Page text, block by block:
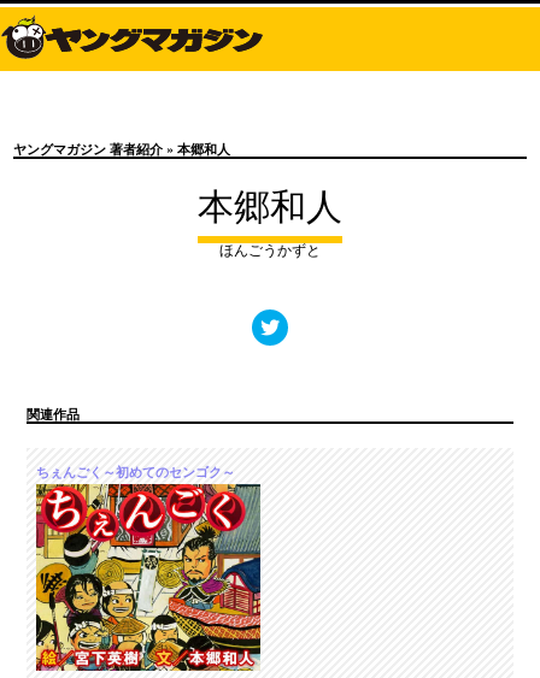
ヤングマガジン 著者紹介 » 本郷和人
本郷和人
ほんごうかずと
関連作品
ちぇんごく～初めてのセンゴク～